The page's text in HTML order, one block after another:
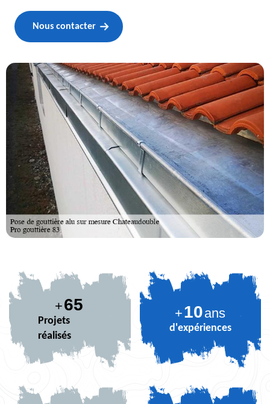
Nous contacter
+80
Projets
réalisés
+10ans
d'expériences